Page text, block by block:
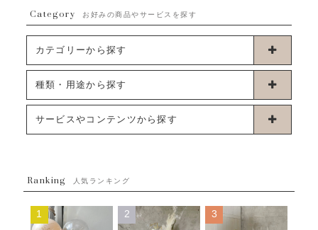
Category お好みの商品やサービスを探す
カテゴリーから探す
卓上タイプバルーン
ブーケタイプバルーン
ムーンリットバルーン
コンフェッティバルーン
種類・用途から探す
お誕生日
開店・周年祝い
サービスやコンテンツから探す
発送について
Q&A
Ranking 人気ランキング
1 2 3